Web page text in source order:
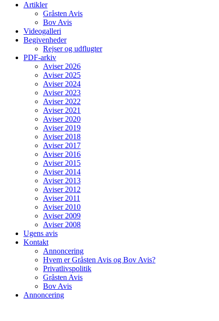
Artikler
Gråsten Avis
Bov Avis
Videogalleri
Begivenheder
Rejser og udflugter
PDF-arkiv
Aviser 2026
Aviser 2025
Aviser 2024
Aviser 2023
Aviser 2022
Aviser 2021
Aviser 2020
Aviser 2019
Aviser 2018
Aviser 2017
Aviser 2016
Aviser 2015
Aviser 2014
Aviser 2013
Aviser 2012
Aviser 2011
Aviser 2010
Aviser 2009
Aviser 2008
Ugens avis
Kontakt
Annoncering
Hvem er Gråsten Avis og Bov Avis?
Privatlivspolitik
Gråsten Avis
Bov Avis
Annoncering